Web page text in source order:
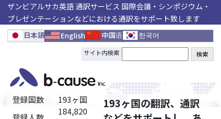
ザンビアルサカ英語 通訳サービス 国際会議・シンポジウム・
プレゼンテーションなどにおける通訳をサポート致します